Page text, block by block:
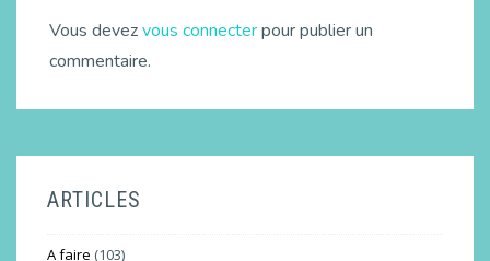
Vous devezvous connecterpour publier un
commentaire.
ARTICLES
A faire (103)